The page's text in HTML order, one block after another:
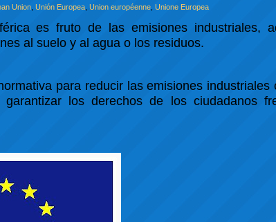
Union ,Unión Europea ,Union européenne ,Unione Europea
es fruto de las emisiones industriales,
al suelo y al agua o los residuos.
para reducir las emisiones industriales
los derechos de los ciudadanos